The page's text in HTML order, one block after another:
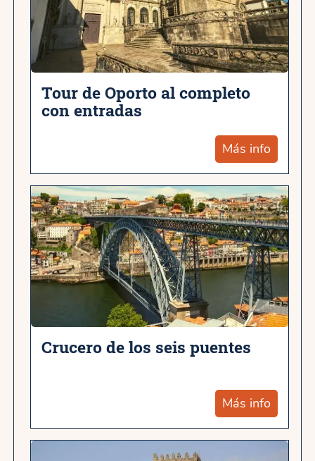
Tour de Oporto al completo
con entradas
Más info
Crucero de los seis puentes
Más info